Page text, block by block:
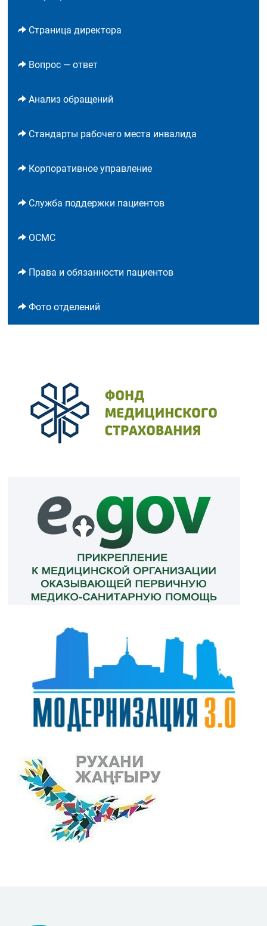
Страница директора
Вопрос — ответ
Анализ обращений
Стандарты рабочего места инвалида
Корпоративное управление
Служба поддержки пациентов
ОСМС
Права и обязанности пациентов
Фото отделений